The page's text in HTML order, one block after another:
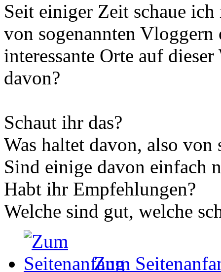
Seit einiger Zeit schaue
von sogenannten
interessante Orte auf
davon?
Schaut ihr das?
Was haltet davon, also von
Sind einige davon einfach
Habt ihr Empfehlungen?
Welche sind gut, welche
Zum